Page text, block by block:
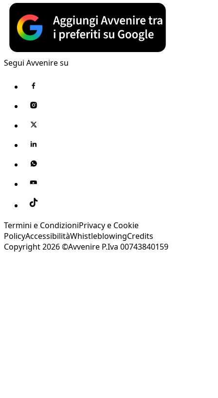
Segui Avvenire su
Termini e CondizioniPrivacy e Cookie
PolicyAccessibilitàWhistleblowingCredits
Copyright 2026 ©Avvenire P.Iva 00743840159